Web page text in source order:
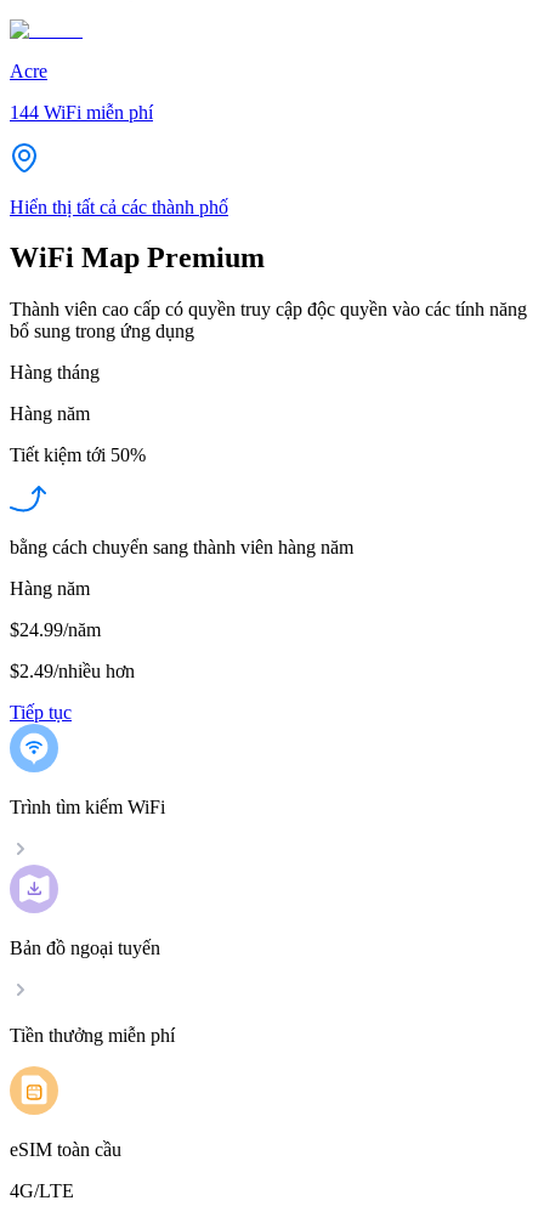
Acre
144 WiFi miễn phí
Hiển thị tất cả các thành phố
WiFi Map Premium
Thành viên cao cấp có quyền truy cập độc quyền vào các tính năng
bổ sung trong ứng dụng
Hàng tháng
Hàng năm
Tiết kiệm tới 50%
bằng cách chuyển sang thành viên hàng năm
Hàng năm
$24.99/năm
$2.49/nhiều hơn
Tiếp tục
Trình tìm kiếm WiFi
Bản đồ ngoại tuyến
Tiền thưởng miễn phí
eSIM toàn cầu
4G/LTE